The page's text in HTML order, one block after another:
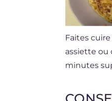
Faites
assiette ou
minutes